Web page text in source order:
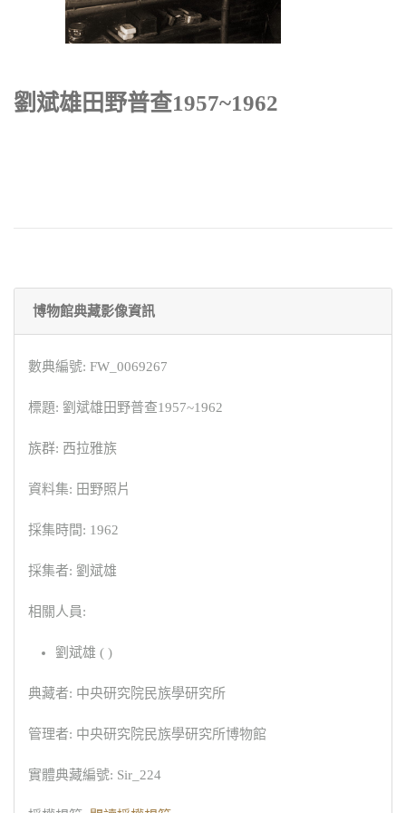
劉斌雄田野普查1957~1962
博物館典藏影像資訊
數典編號: FW_0069267
標題: 劉斌雄田野普查1957~1962
族群: 西拉雅族
資料集: 田野照片
採集時間: 1962
採集者: 劉斌雄
相關人員:
劉斌雄 ( )
典藏者: 中央研究院民族學研究所
管理者: 中央研究院民族學研究所博物館
實體典藏編號: Sir_224